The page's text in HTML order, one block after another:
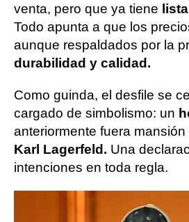
venta, pero que ya tiene
Todo apunta a que los
aunque respaldados por la
durabilidad y calidad.
Como guinda, el desfile se
cargado de simbolismo: un
anteriormente fuera
Karl Lagerfeld. Una
intenciones en toda regla.